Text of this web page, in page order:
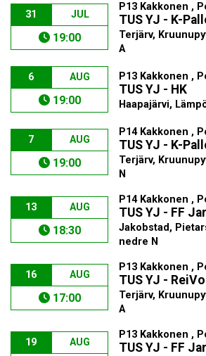
31 JUL
19:00
P13 Kakkonen ,
TUS YJ - K-
Terjärv,
A
6 AUG
19:00
P13 Kakkonen ,
TUS YJ - HK
Haapajärvi,
7 AUG
19:00
P14 Kakkonen ,
TUS YJ - K-
Terjärv,
N
13 AUG
18:30
P14 Kakkonen ,
TUS YJ - FF
Jakobstad,
nedre N
16 AUG
17:00
P13 Kakkonen ,
TUS YJ - ReiVo
Terjärv,
A
19 AUG
P13 Kakkonen ,
TUS YJ - FF